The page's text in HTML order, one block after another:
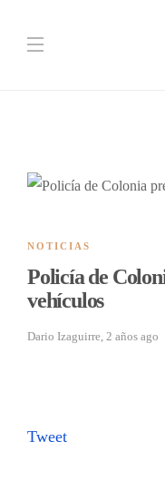
NOTICIAS
Policía de
vehículos
Dario Izaguirre, 2 años ago
Tweet